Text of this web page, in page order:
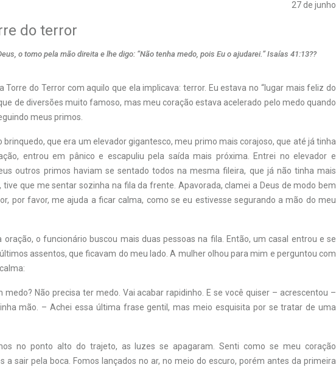
27 de junho
do terror
o tomo pela mão direita e lhe digo: “Não tenha medo, pois Eu o ajudarei.” Isaías 41:13??
Torre do Terror com aquilo que ela implicava: terror. Eu estava no “lugar mais feliz do
de diversões muito famoso, mas meu coração estava acelerado pelo medo quando
meus primos.
brinquedo, que era um elevador gigantesco, meu primo mais corajoso, que até já tinha
entrou em pânico e escapuliu pela saída mais próxima. Entrei no elevador e
outros primos haviam se sentado todos na mesma fileira, que já não tinha mais
tive que me sentar sozinha na fila da frente. Apavorada, clamei a Deus de modo bem
por favor, me ajuda a ficar calma, como se eu estivesse segurando a mão do meu
oração, o funcionário buscou mais duas pessoas na fila. Então, um casal entrou e se
assentos, que ficavam do meu lado. A mulher olhou para mim e perguntou com
medo? Não precisa ter medo. Vai acabar rapidinho. E se você quiser – acrescentou –
mão. – Achei essa última frase gentil, mas meio esquisita por se tratar de uma
no ponto alto do trajeto, as luzes se apagaram. Senti como se meu coração
a sair pela boca. Fomos lançados no ar, no meio do escuro, porém antes da primeira